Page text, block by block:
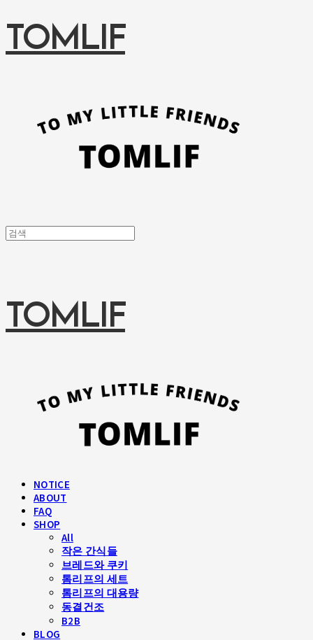
TOMLIF
TOMLIF
NOTICE
ABOUT
FAQ
SHOP
All
작은 간식들
브레드와 쿠키
톰리프의 세트
톰리프의 대용량
동결건조
B2B
BLOG